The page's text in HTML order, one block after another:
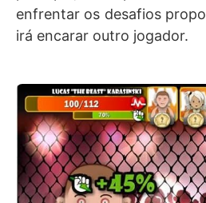
enfrentar os desafios
irá encarar outro jogador.